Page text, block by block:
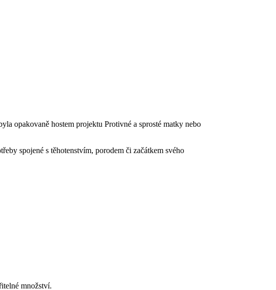
opakovaně hostem projektu Protivné a sprosté matky nebo
spojené s těhotenstvím, porodem či začátkem svého
množství.